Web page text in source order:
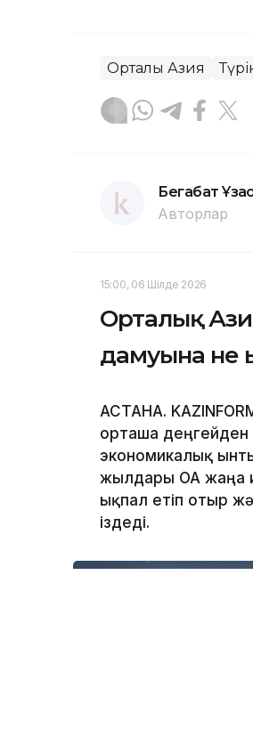
Орталық Азия
Бегабат
Авторлар
15:00, 06 Шілде 2026
Орталық
дамуына не
АСТАНА.
орташа деңгейден
экономикалық
жылдары ОА жаңа
ықпал етіп отыр
іздеді.